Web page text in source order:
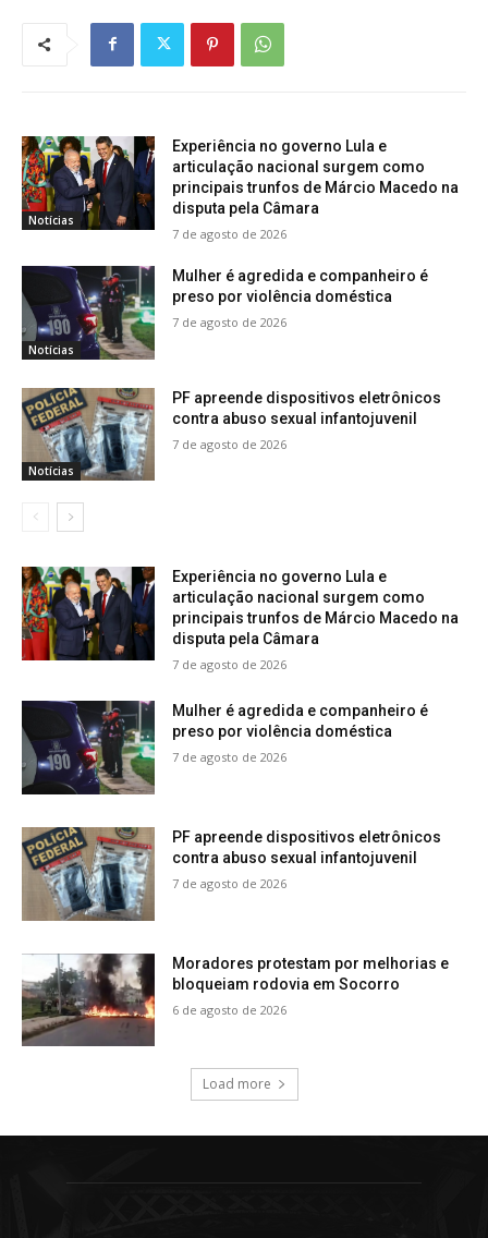
Notícias
Experiência no governo Lula e
articulação nacional surgem como
principais trunfos de Márcio Macedo na
disputa pela Câmara
7 de agosto de 2026
Notícias
Mulher é agredida e companheiro é
preso por violência doméstica
7 de agosto de 2026
Notícias
PF apreende dispositivos eletrônicos
contra abuso sexual infantojuvenil
7 de agosto de 2026
Experiência no governo Lula e
articulação nacional surgem como
principais trunfos de Márcio Macedo na
disputa pela Câmara
7 de agosto de 2026
Mulher é agredida e companheiro é
preso por violência doméstica
7 de agosto de 2026
PF apreende dispositivos eletrônicos
contra abuso sexual infantojuvenil
7 de agosto de 2026
Moradores protestam por melhorias e
bloqueiam rodovia em Socorro
6 de agosto de 2026
Load more